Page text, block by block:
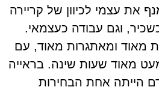
למנף את עצמי לכיוון של קריירה
וגם עבודה כעצמאי.
מאוד ומאתגרות מאוד, עם
מאוד שעות שינה. בראייה
הייתה אחת הבחירות